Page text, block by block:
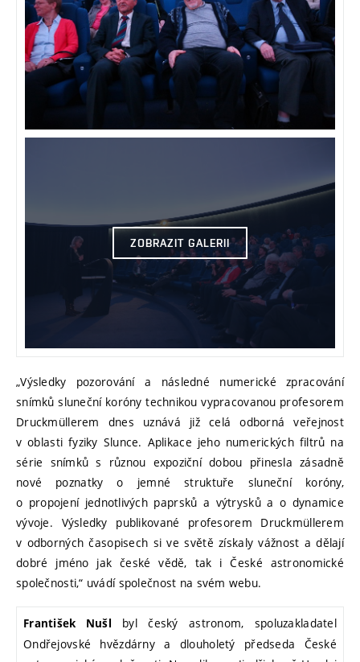
ZOBRAZIT GALERII
„Výsledky pozorování a následné numerické zpracování
snímků sluneční koróny technikou vypracovanou profesorem
Druckmüllerem dnes uznává již celá odborná veřejnost
v oblasti fyziky Slunce. Aplikace jeho numerických filtrů na
série snímků s různou expoziční dobou přinesla zásadně
nové poznatky o jemné struktuře sluneční koróny,
o propojení jednotlivých paprsků a výtrysků a o dynamice
vývoje. Výsledky publikované profesorem Druckmüllerem
v odborných časopisech si ve světě získaly vážnost a dělají
dobré jméno jak české vědě, tak i České astronomické
společnosti,“ uvádí společnost na svém webu.
František Nušl
byl český astronom, spoluzakladatel
Ondřejovské hvězdárny a dlouholetý předseda České